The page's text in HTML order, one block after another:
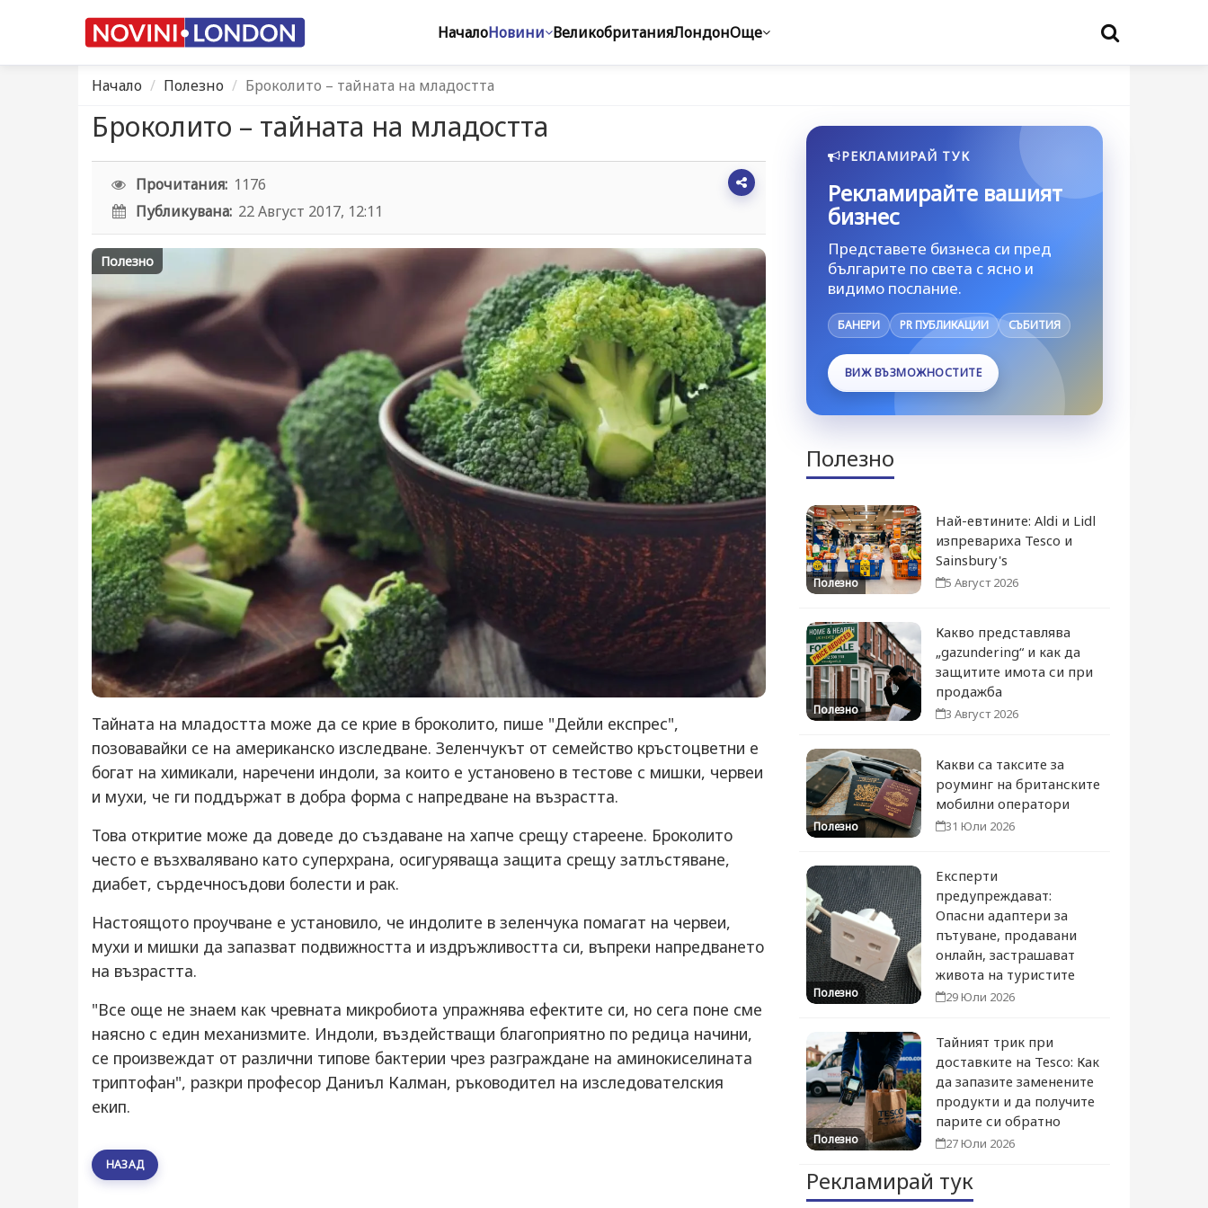
НачалоНовини ВеликобританияЛондонОще
Начало Полезно Броколито – тайната на младостта
Броколито – тайната на младостта
Прочитания: 1176
Публикувана: 22 Август 2017, 12:11
Полезно
Тайната на младостта може да се крие в броколито, пише "Дейли експрес",
позовавайки се на американско изследване. Зеленчукът от семейство кръстоцветни е
богат на химикали, наречени индоли, за които е установено в тестове с мишки, червеи
и мухи, че ги поддържат в добра форма с напредване на възрастта.
Това откритие може да доведе до създаване на хапче срещу стареене. Броколито
често е възхвалявано като суперхрана, осигуряваща защита срещу затлъстяване,
диабет, сърдечносъдови болести и рак.
Настоящото проучване е установило, че индолите в зеленчука помагат на червеи,
мухи и мишки да запазват подвижността и издръжливостта си, въпреки напредването
на възрастта.
"Все още не знаем как чревната микробиота упражнява ефектите си, но сега поне сме
наясно с един механизмите. Индоли, въздействащи благоприятно по редица начини,
се произвеждат от различни типове бактерии чрез разграждане на аминокиселината
триптофан", разкри професор Даниъл Калман, ръководител на изследователския
екип.
НАЗАД
РЕКЛАМИРАЙ ТУК
Рекламирайте вашият
бизнес
Представете бизнеса си пред
българите по света с ясно и
видимо послание.
БАНЕРИ PR ПУБЛИКАЦИИ СЪБИТИЯ
ВИЖ ВЪЗМОЖНОСТИТЕ
Полезно
Полезно
Най-евтините: Aldi и Lidl
изпревариха Tesco и
Sainsbury's
5 Август 2026
Полезно
Какво представлява
„gazundering“ и как да
защитите имота си при
продажба
3 Август 2026
Полезно
Какви са таксите за
роуминг на британските
мобилни оператори
31 Юли 2026
Полезно
Експерти
предупреждават:
Опасни адаптери за
пътуване, продавани
онлайн, застрашават
живота на туристите
29 Юли 2026
Полезно
Тайният трик при
доставките на Tesco: Как
да запазите заменените
продукти и да получите
парите си обратно
27 Юли 2026
Рекламирай тук